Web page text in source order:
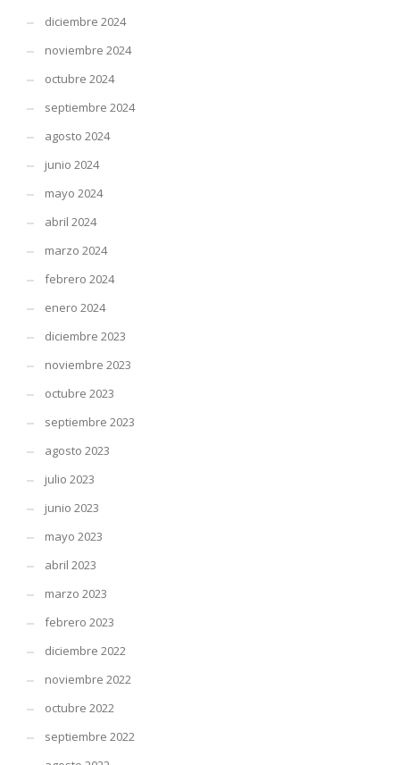
diciembre 2024
noviembre 2024
octubre 2024
septiembre 2024
agosto 2024
junio 2024
mayo 2024
abril 2024
marzo 2024
febrero 2024
enero 2024
diciembre 2023
noviembre 2023
octubre 2023
septiembre 2023
agosto 2023
julio 2023
junio 2023
mayo 2023
abril 2023
marzo 2023
febrero 2023
diciembre 2022
noviembre 2022
octubre 2022
septiembre 2022